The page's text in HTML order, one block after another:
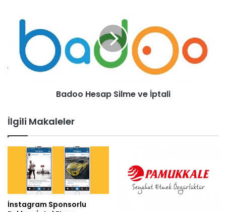
Badoo Hesap Silme ve İptali
İlgili Makaleler
İnstagram Sponsorlu